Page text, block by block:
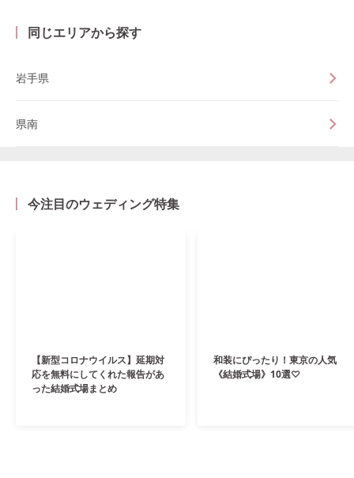
同じエリアから探す
岩手県
県南
今注目のウェディング特集
【新型コロナウイルス】延期対
応を無料にしてくれた報告があ
った結婚式場まとめ
和装にぴったり！東京の人気
《結婚式場》10選♡